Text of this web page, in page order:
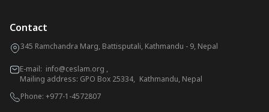
Contact
345 Ramchandra Marg, Battisputali, Kathmandu - 9, Nepal
E-mail: info@ceslam.org ,
Mailing address: GPO Box 25334, Kathmandu, Nepal
Phone: +977-1-4572807